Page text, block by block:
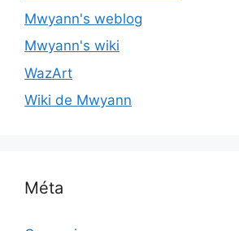
Mwyann's weblog
Mwyann's wiki
WazArt
Wiki de Mwyann
Méta